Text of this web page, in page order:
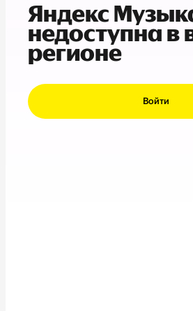
Яндекс
недоступна в
регионе
Войти